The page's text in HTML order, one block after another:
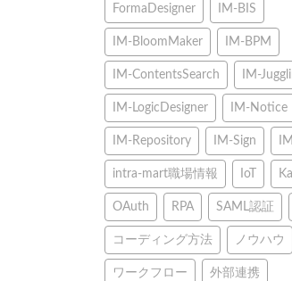
FormaDesigner IM-BIS
IM-BloomMaker IM-BPM
IM-ContentsSearch IM-
IM-LogicDesigner IM-Notice
IM-Repository IM-Sign
intra-mart職場情報 IoT
OAuth RPA SAML認証
コーディング方法 ノウハウ
ワークフロー 外部連携